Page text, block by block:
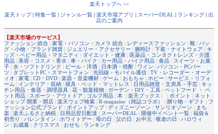
楽天トップへ >>
楽天トップ| 特集一覧 | ジャンル一覧 | 楽天市場アプリ | スーパーDEAL | ランキング | 出
店のご案内
【楽天市場のサービス】
ファッション 総合 | 家電・パソコン・カメラ 総合 | レディースファッション | 靴 | バッ
グ・小物・ブランド雑貨 | ジュエリー・アクセサリー | 腕時計 | 下着・ナイトウェア | キ
ッズ・ベビー用品・マタニティ | ダイエット・健康 | 医薬品・コンタクトレンズ・介護
用品 | 美容・コスメ・香水 | 車・バイク | カー用品・バイク用品 | 食品 | スイーツ・お菓
子 | 水・ソフトドリンク | ビール・洋酒 | 日本酒・焼酎 | ワイン | パソコン・PCパー
ツ | タブレットPC・スマートフォン | 光回線・モバイル通信 | TV・レコーダー・オーデ
ィオ | 家電 | CD・DVD | 楽器・音楽機材 | ゲーム | おもちゃ | ホビー | サービス・リフォ
ーム | インテリア・収納 | 寝具・ベッド・マットレス | 日用品雑貨・文房具・手芸 | キッ
チン用品・食器・調理器具 | 花・観葉植物 | ガーデン・DIY・工具 | ペットフード ・ ペ
ット用品 | スポーツ・アウトドア | ゴルフ用品 | 本 （楽天ブックス ） | ポイント | ネット
ショップ 開業・開店 | 楽天ウェブ検索 | R-magazine（雑誌コラボ） | 贈り物・ギフト | フ
ァッション公式ブランド | ポイントアップ| ディズニーゾーン | サンリオゾーン | まち
楽 | 楽天ふるさと納税 | 日用品翌日配達 | スーパーDEAL | 開催中イベント一覧 | 福袋＆
初売り | バレンタイン | ホワイトデー | 母の日 | 父の日 | お中元 | 敬老の日 | ハロウィ
ン | お歳暮 | クリスマス | おせち | ランキング